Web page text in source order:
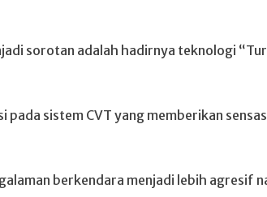
sorotan adalah hadirnya teknologi
pada sistem CVT yang memberikan
berkendara menjadi lebih agresif